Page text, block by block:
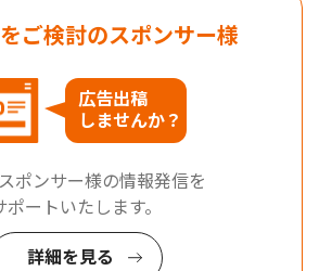
ご検討のスポンサー様
広告出稿
しませんか？
ポンサー様の情報発信を
ポートいたします。
詳細を見る